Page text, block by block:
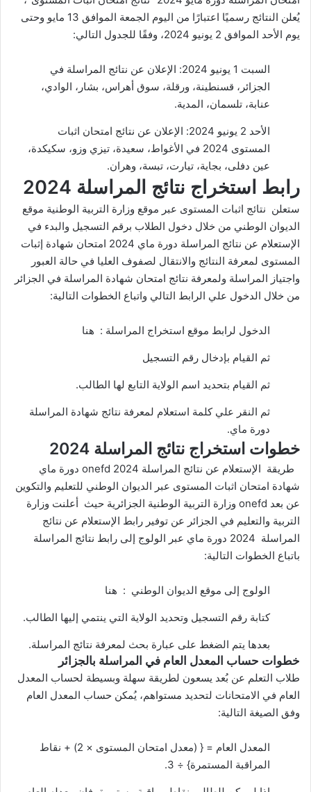
يُعلن النتائج رسميًا اعتبارًا من اليوم الجمعة الموافق 13 مايو وحتى
يوم الأحد الموافق 2 يونيو 2024، وفقًا للجدول التالي:
السبت 1 يونيو 2024: الإعلان عن نتائج المراسلة في
الجزائر، قسنطينة، ورقلة، سوق أهراس، بشار، الوادي،
عنابة، تلسمان، المدية.
الأحد 2 يونيو 2024: الإعلان عن
نتائج امتحان اثبات
المستوى 2024
في الأغواط، سعيدة، تيزي وزو، سكيكدة،
عين دفلى، بجاية، تيارت، تبسة، وهران.
رابط استخراج نتائج المراسلة 2024
ستعلن نتائج اثبات المستوى عبر موقع وزارة التربية الوطنية موقع
الديوان الوطني من خلال دخول الطلاب برقم التسجيل والبدء في
الإستعلام عن نتائج المراسلة دورة ماي 2024
امتحان شهادة إثبات
المستوى لمعرفة النتائج والانتقال لصفوف العليا في حالة العبور
واجتياز المراسلة ولمعرفة نتائج امتحان شهادة المراسلة في الجزائر
من خلال الدخول علي الرابط التالي واتباع الخطوات التالية:
الدخول لرابط موقع استخراج المراسلة : هنا
ثم القيام بإدخال رقم التسجيل
ثم القيام بتحديد اسم الولاية التابع لها الطالب.
ثم النقر علي كلمة استعلام لمعرفة نتائج شهادة المراسلة
دورة ماي.
خطوات استخراج نتائج المراسلة 2024
طريقة الإستعلام عن نتائج المراسلة 2024 onefd دورة ماي
شهادة امتحان اثبات المستوى عبر الديوان الوطني للتعليم والتكوين
عن بعد onefd وزارة التربية الوطنية الجزائرية حيث أعلنت وزارة
التربية والتعليم في الجزائر عن توفير رابط الإستعلام عن نتائج
المراسلة 2024 دورة ماي عبر الولوج إلى رابط نتائج المراسلة
باتباع الخطوات التالية:
الولوج إلى موقع الديوان الوطني : هنا
كتابة رقم التسجيل وتحديد الولاية التي ينتمي إليها الطالب.
بعدها يتم الضغط على عبارة بحث لمعرفة نتائج المراسلة.
خطوات حساب المعدل العام في المراسلة بالجزائر
طلاب التعلم عن بُعد يسعون لطريقة سهلة وبسيطة لحساب المعدل
العام في الامتحانات لتحديد مستواهم، يُمكن حساب المعدل العام
وفق الصيغة التالية:
المعدل العام = { (معدل امتحان المستوى × 2) + نقاط
المراقبة المستمرة} ÷ 3.